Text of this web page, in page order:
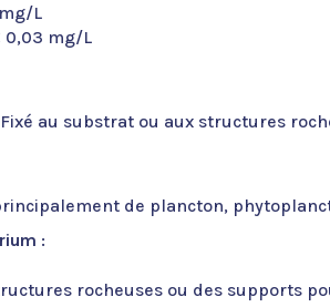
L
0,03 mg/L
au substrat ou aux structures
de plancton,
:
rocheuses ou des supports